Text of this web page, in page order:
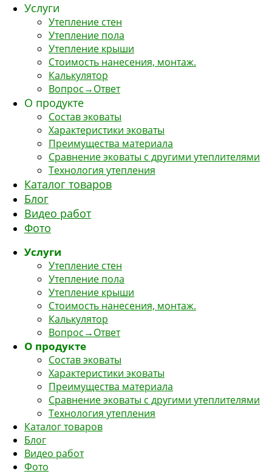
Услуги
Утепление стен
Утепление пола
Утепление крыши
Стоимость нанесения, монтаж.
Калькулятор
Вопрос→Ответ
О продукте
Состав эковаты
Характеристики эковаты
Преимущества материала
Сравнение эковаты с другими утеплителями
Технология утепления
Каталог товаров
Блог
Видео работ
Фото
Услуги
Утепление стен
Утепление пола
Утепление крыши
Стоимость нанесения, монтаж.
Калькулятор
Вопрос→Ответ
О продукте
Состав эковаты
Характеристики эковаты
Преимущества материала
Сравнение эковаты с другими утеплителями
Технология утепления
Каталог товаров
Блог
Видео работ
Фото